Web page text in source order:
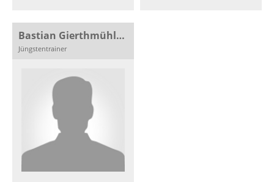
Bastian Gierthmühlen
Jüngstentrainer